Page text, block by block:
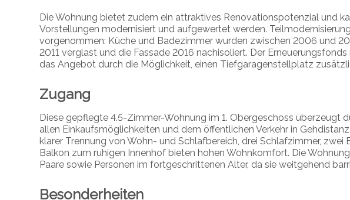
Die Wohnung bietet zudem ein attraktives Renovationspotenzial und
Vorstellungen modernisiert und aufgewertet werden.
vorgenommen: Küche und Badezimmer wurden zwischen 2006 und
2011 verglast und die Fassade 2016 nachisoliert. Der
das Angebot durch die Möglichkeit, einen Tiefgaragenstellplatz
Zugang
Diese gepflegte 4.5-Zimmer-Wohnung im 1. Obergeschoss überzeugt
allen Einkaufsmöglichkeiten und dem öffentlichen Verkehr in
klarer Trennung von Wohn- und Schlafbereich, drei Schlafzimmer,
Balkon zum ruhigen Innenhof bieten hohen Wohnkomfort. Die
Paare sowie Personen im fortgeschrittenen Alter, da sie weitgehend
Besonderheiten